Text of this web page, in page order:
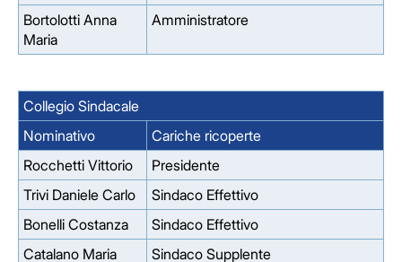
Bortolotti Anna
Maria
Amministratore
Collegio Sindacale
Nominativo
Cariche ricoperte
Rocchetti Vittorio
Presidente
Trivi Daniele Carlo
Sindaco Effettivo
Bonelli Costanza
Sindaco Effettivo
Catalano Maria
Sindaco Supplente